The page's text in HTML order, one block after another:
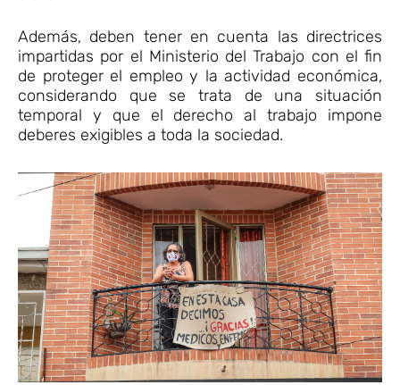
Además, deben tener en cuenta las directrices
impartidas por el Ministerio del Trabajo con el fin
de proteger el empleo y la actividad económica,
considerando que se trata de una situación
temporal y que el derecho al trabajo impone
deberes exigibles a toda la sociedad.